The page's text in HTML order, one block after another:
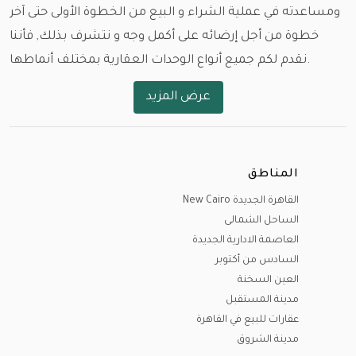
ومساعدته في عملية الشراء و البيع من الخطوة الأولى حتى آخر
خطوة من أجل إرضائه على أكمل وجه و نتشرف بذلك, فأننا
نقدم لكم جميع أنواع الوحدات العقارية بمختلف أنماطها.
و باختلاف المساحات و الأسعار و مواعيد الاستلام , نود ان
القاهرة الجديدة (التجمع الأول - التجمع الخامس )، مدينة
السادس من أكتوبر ، مدينة الشيخ زايد، مدينة الشيخ زايد
الجديدة (نيو زايد)، مدينة العاصمة الإدارية الجديدة، مدينة
الشروق، مدينتي، مدينة الرحاب، مدينة المستقبل (المستقبل
سيتي )، مدينة هليوبوليس الجديدة ، الساحل الشمالي، مدينة
العلمين الجديدة، الجونة، مدينة راس سدر و مدينة المنصورة
عرض المزيد
المناطق
القاهرة الجديدة New Cairo
الساحل الشمالى
العاصمة الادارية الجديدة
السادس من أكتوبر
العين السخنة
مدينة المستقبل
عقارات للبيع في القاهرة
مدينة الشروق